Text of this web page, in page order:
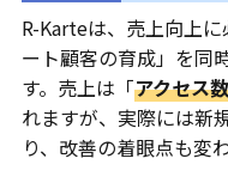
R-Karteは、売上向上
ート顧客の育成」を同
す。売上は「アクセス
れますが、実際には新
り、改善の着眼点も変